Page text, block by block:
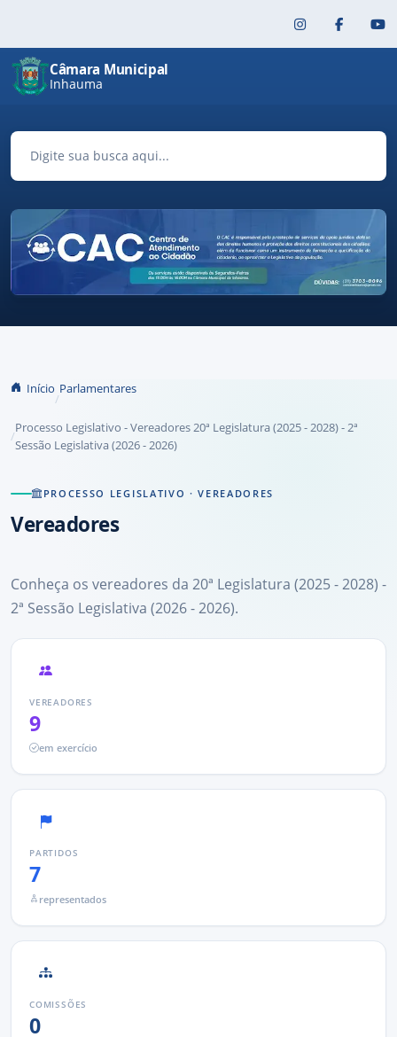
Câmara Municipal
Inhauma
Início Parlamentares
Processo Legislativo - Vereadores 20ª Legislatura (2025 - 2028) - 2ª
Sessão Legislativa (2026 - 2026)
PROCESSO LEGISLATIVO · VEREADORES
Vereadores
Conheça os vereadores da 20ª Legislatura (2025 - 2028) -
2ª Sessão Legislativa (2026 - 2026).
VEREADORES
9
em exercício
PARTIDOS
7
representados
COMISSÕES
0